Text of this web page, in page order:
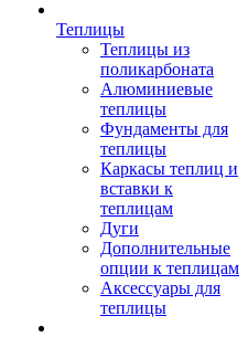
Теплицы
Теплицы из
поликарбоната
Алюминиевые
теплицы
Фундаменты для
теплицы
Каркасы теплиц и
вставки к
теплицам
Дуги
Дополнительные
опции к теплицам
Аксессуары для
теплицы